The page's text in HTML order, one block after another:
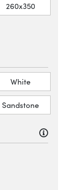
260x350
White
Sandstone